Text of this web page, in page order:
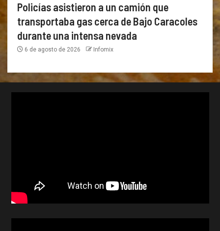
Policías asistieron a un camión que
transportaba gas cerca de Bajo Caracoles
durante una intensa nevada
6 de agosto de 2026 Infomix